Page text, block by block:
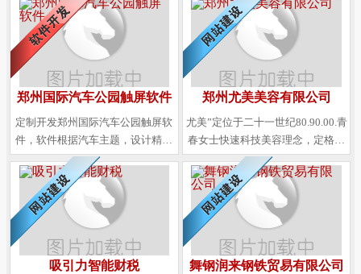
拥有完善的国内、国际课程和服务
体系公司的愿景“打造国际文化交流
第一品牌”
研发生产，公司在全国各地拥有多
名技术人员
郑州国际汽车公园触屏软件
定制开发郑州国际汽车公园触屏软
件，软件根据汽车主题，设计精美
VI界面效果及动态动画效果，把汽
车主题及园区的特色形象的展示出
郑州尤美美容有限公司
尤美”定位于二十一世纪80.90.00.青
春女士快速科技美容理念，定格年
轻的全新科技美容品牌，以“帮助每
一位爱美的朋友达成美丽心愿”为使
命，以“要美丽更要健康”为宗旨，以
科技为支撑，以产品为核心，坚持
私人定制化一站式服务。
吸引力智能财税 舞钢润来钢铁贸易有限公司